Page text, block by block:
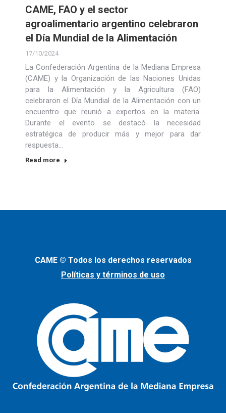
CAME, FAO y el sector
agroalimentario argentino celebraron
el Día Mundial de la Alimentación
17/10/2024
La Confederación Argentina de la Mediana Empresa
(CAME) y la Organización de las Naciones Unidas
para la Alimentación y la Agricultura (FAO)
celebraron el Día Mundial de la Alimentación con un
encuentro que reunió a expertos en la materia.
Durante el evento se destacó la necesidad
estratégica de producir más y mejor para dar
respuesta…
Read more
CAME © Todos los derechos reservados
Políticas y términos de uso